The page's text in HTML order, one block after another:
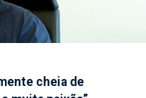
cheia de